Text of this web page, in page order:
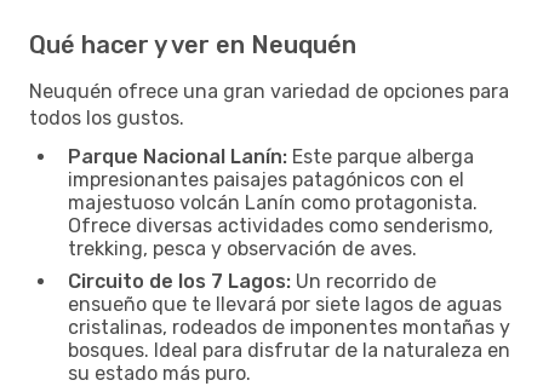
Qué hacer y ver en Neuquén
Neuquén ofrece una gran variedad de opciones para
todos los gustos.
Parque Nacional Lanín: Este parque alberga
impresionantes paisajes patagónicos con el
majestuoso volcán Lanín como protagonista.
Ofrece diversas actividades como senderismo,
trekking, pesca y observación de aves.
Circuito de los 7 Lagos: Un recorrido de
ensueño que te llevará por siete lagos de aguas
cristalinas, rodeados de imponentes montañas y
bosques. Ideal para disfrutar de la naturaleza en
su estado más puro.